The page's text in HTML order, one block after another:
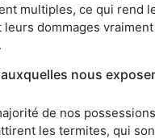
multiples, ce qui rend
leurs dommages
nous
de nos
les termites, qui